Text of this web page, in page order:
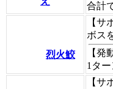
合計
烈火鮫
【サ
ボス
【発
1ター
【サ